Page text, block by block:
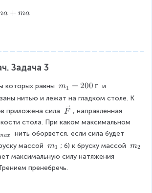
+ ma
Задача 3
которых равны m
_
=
2
0
0
\,
г
m1 = 200 г и
нитью и лежат на гладком столе. К
приложена сила
\
v
e
{
F
}
F , направленная
стола. При каком максимальном
x
нить оборвется, если сила будет
массой m
_
1
m1 ; б) к бруску массой m
m2
максимальную силу натяжения
пренебречь.